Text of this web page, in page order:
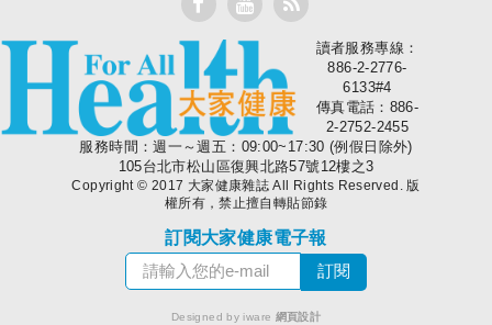
大家健康
讀者服務專線：
886-2-2776-
6133#4
傳真電話：886-
2-2752-2455
服務時間：週一～週五：09:00~17:30 (例假日除外)
105台北市松山區復興北路57號12樓之3
Copyright © 2017 大家健康雜誌 All Rights Reserved. 版
權所有，禁止擅自轉貼節錄
訂閱大家健康電子報
Designed by iware 網頁設計